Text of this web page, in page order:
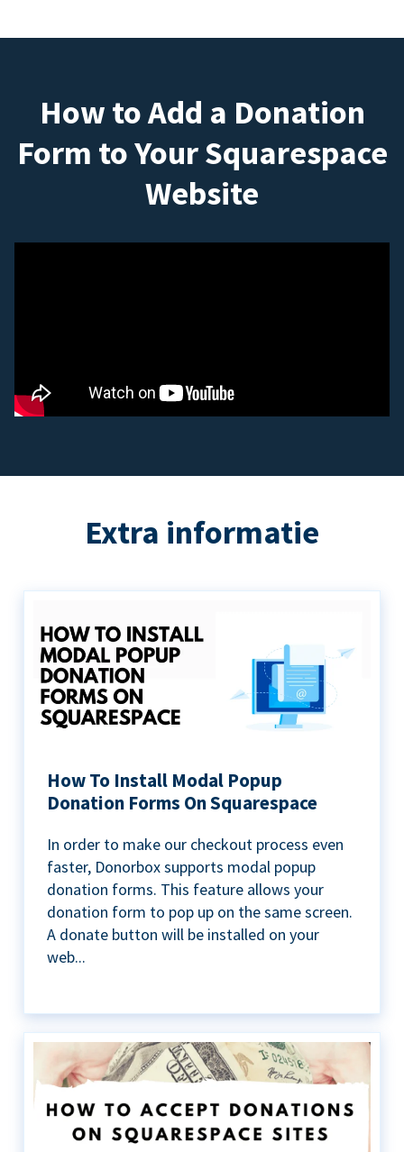
How to Add a Donation
Form to Your Squarespace
Website
Extra informatie
How To Install Modal Popup
Donation Forms On Squarespace
In order to make our checkout process even
faster, Donorbox supports modal popup
donation forms. This feature allows your
donation form to pop up on the same screen.
A donate button will be installed on your
web...